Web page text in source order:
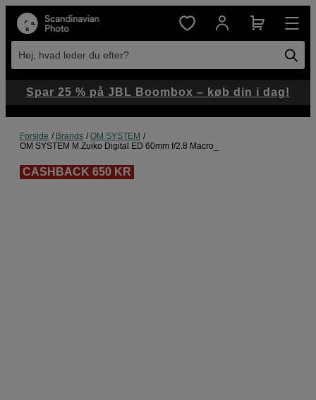
Hej, hvad leder du efter?
Forside Brands
OM SYSTEM
OM SYSTEM M.Zuiko Digital ED 60mm f/2.8 Macro_
CASHBACK 650 KR
Spar 25 % på JBL Boombox – køb din i dag!